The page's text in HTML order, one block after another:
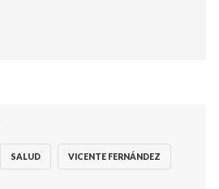
SALUD VICENTE FERNÁNDEZ